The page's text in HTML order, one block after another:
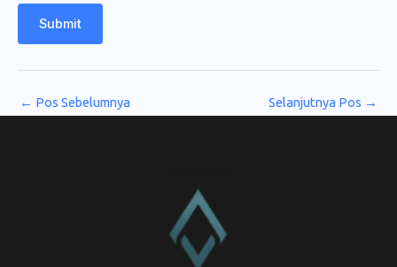
Submit
← Pos Sebelumnya Selanjutnya Pos →